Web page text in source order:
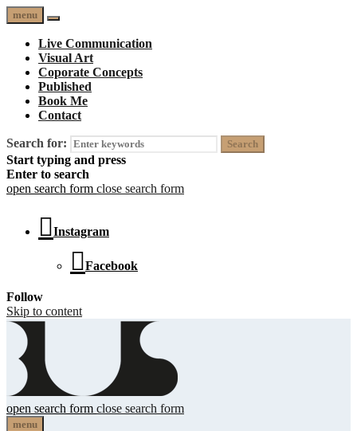
menu
Live Communication
Visual Art
Coporate Concepts
Published
Book Me
Contact
Search for:
Start typing and press
Enter to search
open search form close search form
Instagram
Facebook
Follow
Skip to content
Telse Bus
open search form close search form
menu